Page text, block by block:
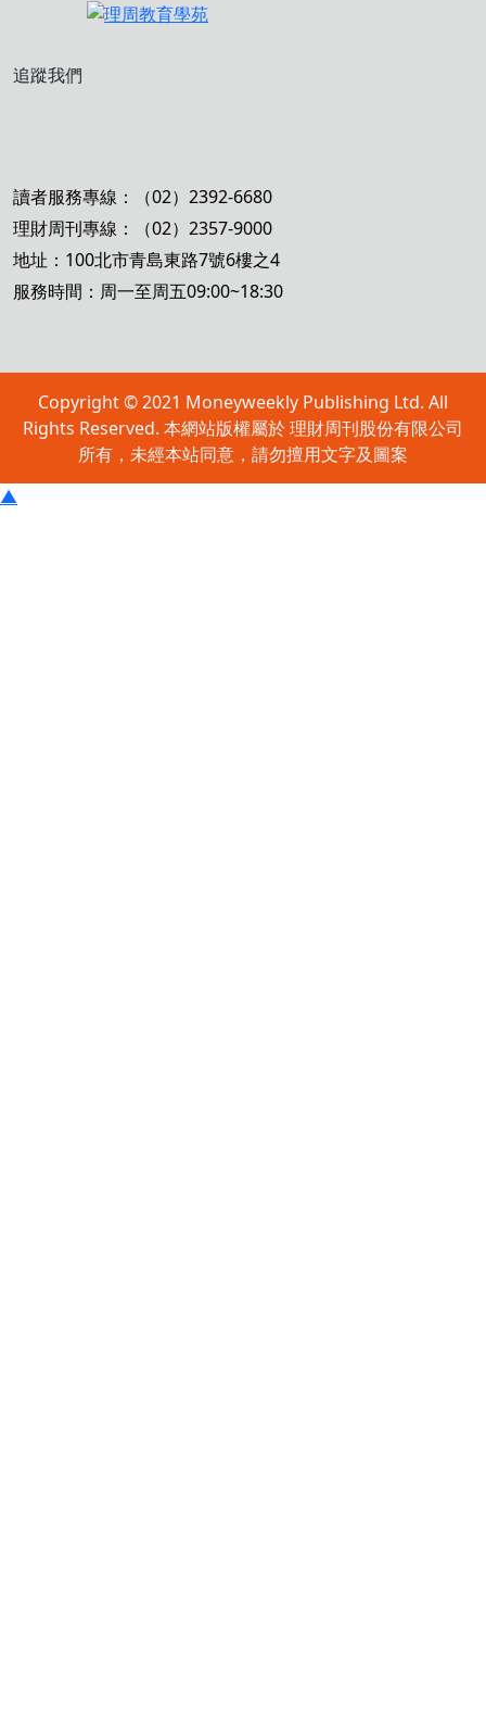
追蹤我們
讀者服務專線：（02）2392-6680
理財周刊專線：（02）2357-9000
地址：100北市青島東路7號6樓之4
服務時間：周一至周五09:00~18:30
Copyright © 2021 Moneyweekly Publishing Ltd. All
Rights Reserved. 本網站版權屬於 理財周刊股份有限公司
所有，未經本站同意，請勿擅用文字及圖案
▲